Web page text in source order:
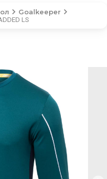
Goalkeeper
LS